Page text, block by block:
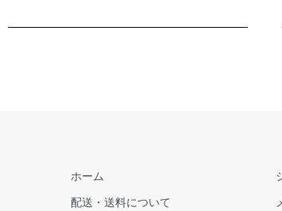
ホーム
配送・送料について